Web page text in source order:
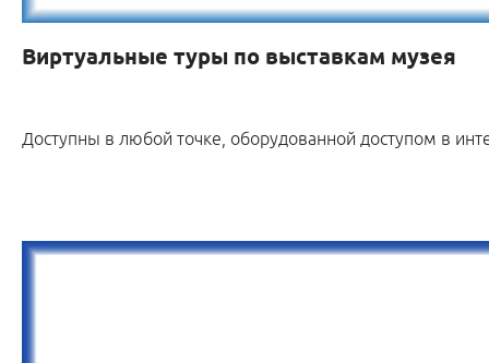
Виртуальные туры по выставкам музея
Доступны в любой точке, оборудованной доступом в